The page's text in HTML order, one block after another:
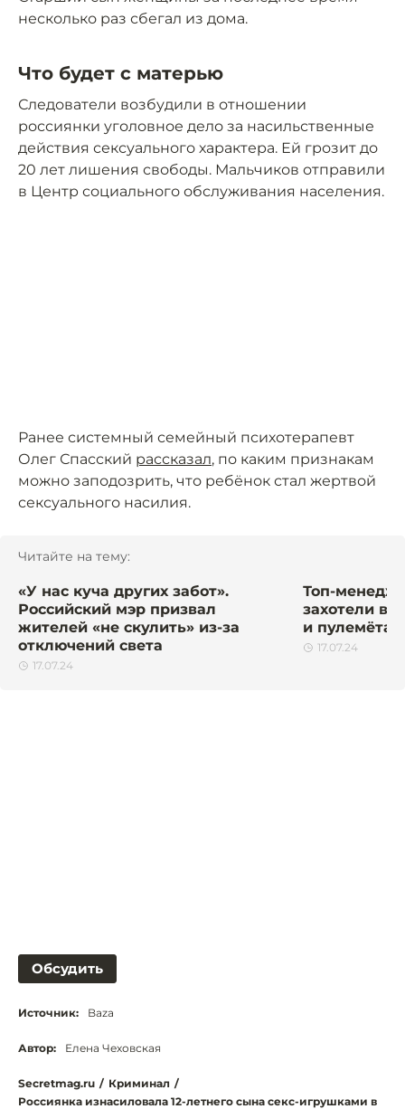
несколько раз сбегал из дома.
Что будет с матерью
Следователи возбудили в отношении
россиянки уголовное дело за насильственные
действия сексуального характера. Ей грозит до
20 лет лишения свободы. Мальчиков отправили
в Центр социального обслуживания населения.
Ранее системный семейный психотерапевт
Олег Спасский рассказал, по каким признакам
можно заподозрить, что ребёнок стал жертвой
сексуального насилия.
Читайте на тему:
«У нас куча других забот».
Российский мэр призвал
жителей «не скулить» из-за
отключений света
17.07.24
Топ-
захотели
и
17.07.24
Обсудить
Источник: Baza
Автор: Елена Чеховская
Secretmag.ru / Криминал /
Россиянка изнасиловала 12-летнего сына секс-игрушками в